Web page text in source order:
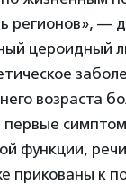
регионов», —
цероидный
возраста
первые
функции,
прикованы к